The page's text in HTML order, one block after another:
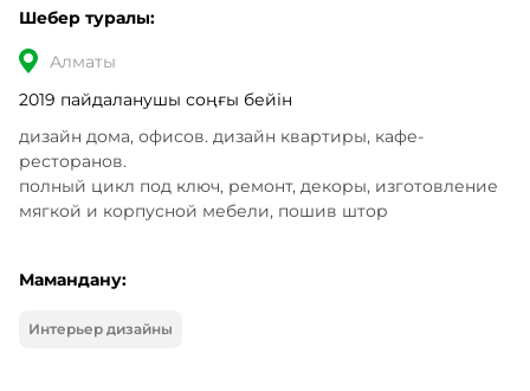
Шебер туралы:
Алматы
2019 пайдаланушы соңғы бейін
дизайн дома, офисов. дизайн квартиры, кафе-
ресторанов.
полный цикл под ключ, ремонт, декоры, изготовление
мягкой и корпусной мебели, пошив штор
Мамандану:
Интерьер дизайны